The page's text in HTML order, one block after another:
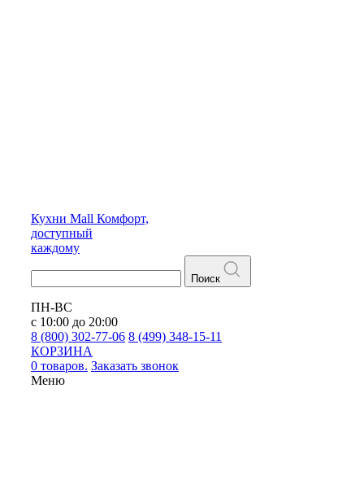
Кухни Mall Комфорт,
доступный
каждому
Поиск
ПН-ВС
с 10:00 до 20:00
8 (800) 302-77-06 8 (499) 348-15-11
КОРЗИНА
0 товаров. Заказать звонок
Меню